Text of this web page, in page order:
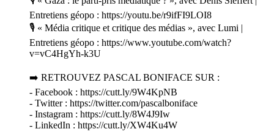
Entretiens géopo : https://youtu.be/r9ifFI9LOI8
🎙️ « Média critique et critique des médias », avec Lumi |
Entretiens géopo : https://www.youtube.com/watch?
v=vC4HgYh-k3U
➡️ RETROUVEZ PASCAL BONIFACE SUR :
- Facebook : https://cutt.ly/9W4KpNB
- Twitter : https://twitter.com/pascalboniface
- Instagram : https://cutt.ly/8W4J9Iw
- LinkedIn : https://cutt.ly/XW4Ku4W